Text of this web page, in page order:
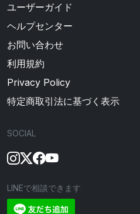
ユーザーガイド
ヘルプセンター
お問い合わせ
利用規約
Privacy Policy
特定商取引法に基づく表示
SOCIAL
LINEで相談できます